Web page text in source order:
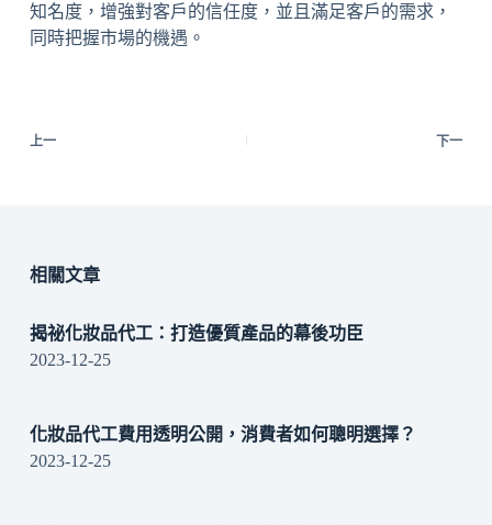
知名度，增強對客戶的信任度，並且滿足客戶的需求，
同時把握市場的機遇。
上一 下一
相關文章
揭祕化妝品代工：打造優質產品的幕後功臣
2023-12-25
化妝品代工費用透明公開，消費者如何聰明選擇？
2023-12-25